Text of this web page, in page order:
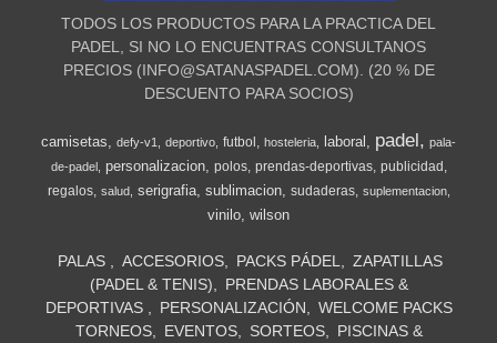
TODOS LOS PRODUCTOS PARA LA PRACTICA DEL
PADEL, SI NO LO ENCUENTRAS CONSULTANOS
PRECIOS (INFO@SATANASPADEL.COM). (20 % DE
DESCUENTO PARA SOCIOS)
camisetas defy-v1 deportivo futbol hosteleria laboral padel
pala-
de-padel
personalizacion polos prendas-deportivas publicidad
regalos
salud serigrafia sublimacion sudaderas suplementacion
vinilo wilson
PALAS ACCESORIOS PACKS PÁDEL
ZAPATILLAS
(PADEL & TENIS)
PRENDAS LABORALES &
DEPORTIVAS
PERSONALIZACIÓN
WELCOME PACKS
TORNEOS
EVENTOS SORTEOS
PISCINAS &